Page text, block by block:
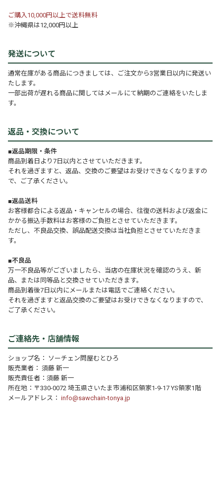
ご購入10,000円以上で送料無料
※沖縄県は12,000円以上
発送について
通常在庫がある商品につきましては、ご注文から3営業日以内に発送い
たします。
一部出荷が遅れる商品に関してはメールにて納期のご連絡をいたしま
す。
返品・交換について
■返品期限・条件
商品到着日より7日以内とさせていただきます。
それを過ぎますと、返品、交換のご要望はお受けできなくなりますの
で、ご了承ください。
■返品送料
お客様都合による返品・キャンセルの場合、往復の送料および返金に
かかる振込手数料はお客様のご負担とさせていただきます。
ただし、不良品交換、誤品配送交換は当社負担とさせていただきま
す。
■不良品
万一不良品等がございましたら、当店の在庫状況を確認のうえ、新
品、または同等品と交換させていただきます。
商品到着後7日以内にメールまたは電話でご連絡ください。
それを過ぎますと返品交換のご要望はお受けできなくなりますので、
ご了承ください。
ご連絡先・店舗情報
ショップ名： ソーチェン問屋むとひろ
販売業者： 須藤 新一
販売責任者：須藤 新一
所在地：〒330-0072 埼玉県さいたま市浦和区領家1-9-17 YS領家1階
メールアドレス：info@sawchain-tonya.jp